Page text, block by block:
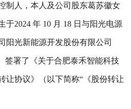
制人，本人及公司股东葛苏徽女
于2024 年 10 月 18 日与阳光电源
阳光新能源开发股份有限公司
签署了《关于合肥泰禾智能科技
让协议》（以下简称“《股份转让